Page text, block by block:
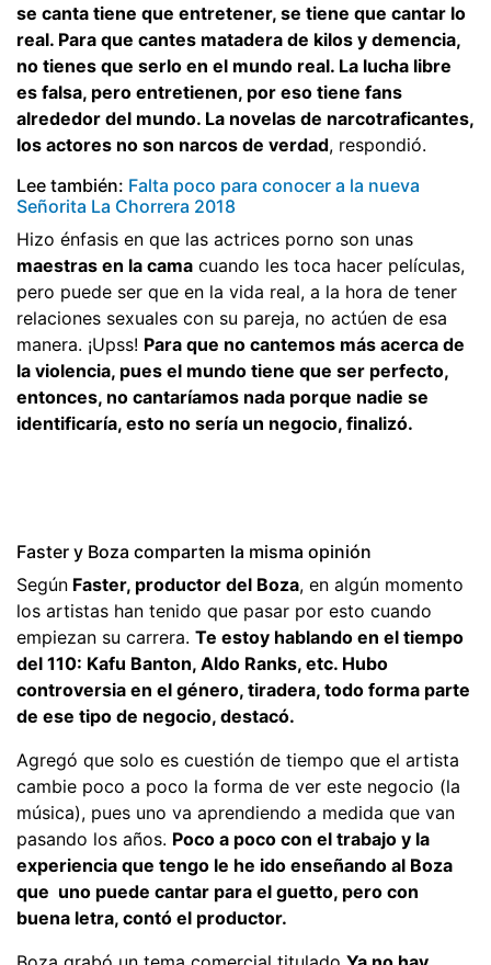
se canta tiene que entretener, se tiene que cantar lo
real. Para que cantes matadera de kilos y demencia,
no tienes que serlo en el mundo real. La lucha libre
es falsa, pero entretienen, por eso tiene fans
alrededor del mundo. La novelas de narcotraficantes,
los actores no son narcos de verdad, respondió.
Lee también: Falta poco para conocer a la nueva
Señorita La Chorrera 2018
Hizo énfasis en que las actrices porno son unas
maestras en la cama cuando les toca hacer películas,
pero puede ser que en la vida real, a la hora de tener
relaciones sexuales con su pareja, no actúen de esa
manera. ¡Upss! Para que no cantemos más acerca de
la violencia, pues el mundo tiene que ser perfecto,
entonces, no cantaríamos nada porque nadie se
identificaría, esto no sería un negocio, finalizó.
Faster y Boza comparten la misma opinión
Según Faster, productor del Boza, en algún momento
los artistas han tenido que pasar por esto cuando
empiezan su carrera. Te estoy hablando en el tiempo
del 110: Kafu Banton, Aldo Ranks, etc. Hubo
controversia en el género, tiradera, todo forma parte
de ese tipo de negocio, destacó.
Agregó que solo es cuestión de tiempo que el artista
cambie poco a poco la forma de ver este negocio (la
música), pues uno va aprendiendo a medida que van
pasando los años. Poco a poco con el trabajo y la
experiencia que tengo le he ido enseñando al Boza
que uno puede cantar para el guetto, pero con
buena letra, contó el productor.